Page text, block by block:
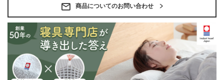
※北海道・沖縄・離島等一部地域へのお届けは別途送料
が発生する場合がございます。また発送予定も変更にな
る場合があります。
商品についてのお問い合わせ